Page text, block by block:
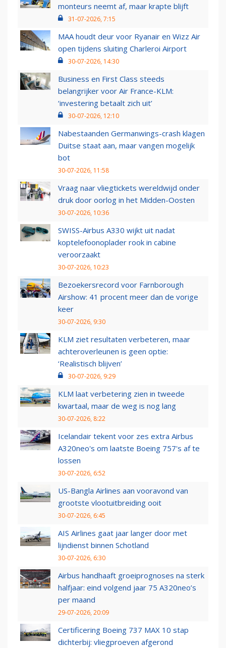
monteurs neemt af, maar krapte blijft
31-07-2026, 7:15
MAA houdt deur voor Ryanair en Wizz Air
open tijdens sluiting Charleroi Airport
30-07-2026, 14:30
Business en First Class steeds
belangrijker voor Air France-KLM:
‘investering betaalt zich uit’
30-07-2026, 12:10
Nabestaanden Germanwings-crash klagen
Duitse staat aan, maar vangen mogelijk
bot
30-07-2026, 11:58
Vraag naar vliegtickets wereldwijd onder
druk door oorlog in het Midden-Oosten
30-07-2026, 10:36
SWISS-Airbus A330 wijkt uit nadat
koptelefoonoplader rook in cabine
veroorzaakt
30-07-2026, 10:23
Bezoekersrecord voor Farnborough
Airshow: 41 procent meer dan de vorige
keer
30-07-2026, 9:30
KLM ziet resultaten verbeteren, maar
achteroverleunen is geen optie:
‘Realistisch blijven’
30-07-2026, 9:29
KLM laat verbetering zien in tweede
kwartaal, maar de weg is nog lang
30-07-2026, 8:22
Icelandair tekent voor zes extra Airbus
A320neo's om laatste Boeing 757's af te
lossen
30-07-2026, 6:52
US-Bangla Airlines aan vooravond van
grootste vlootuitbreiding ooit
30-07-2026, 6:45
AIS Airlines gaat jaar langer door met
lijndienst binnen Schotland
30-07-2026, 6:30
Airbus handhaaft groeiprognoses na sterk
halfjaar: eind volgend jaar 75 A320neo’s
per maand
29-07-2026, 20:09
Certificering Boeing 737 MAX 10 stap
dichterbij: vliegproeven afgerond